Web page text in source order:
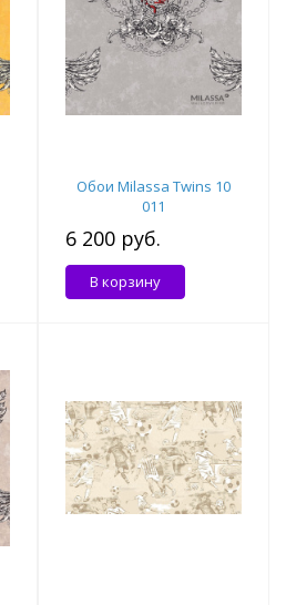
Обои Milassa Twins 10
011
6 200 руб.
В корзину